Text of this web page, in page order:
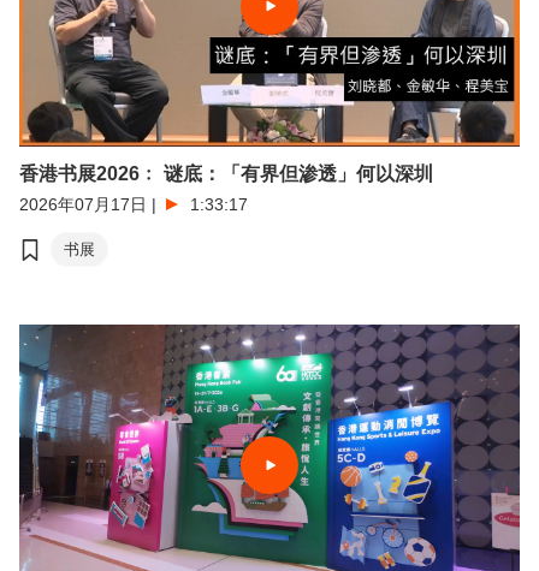
香港书展2026﹕ 谜底：「有界但渗透」何以深圳
2026年07月17日 | 1:33:17
书展